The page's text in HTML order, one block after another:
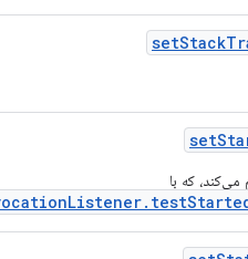
setStack
set
که با